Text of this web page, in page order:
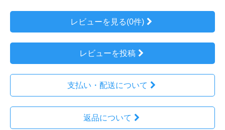
レビューを見る(0件)
レビューを投稿
支払い・配送について
返品について